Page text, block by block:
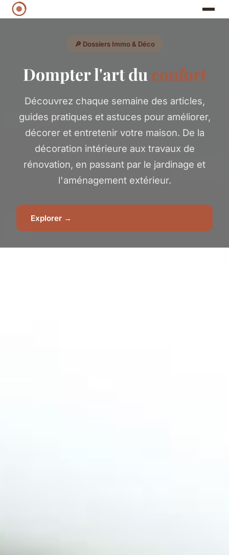
🔎 Dossiers Immo & Déco
Dompter l'art du confort
Découvrez chaque semaine des articles,
guides pratiques et astuces pour améliorer,
décorer et entretenir votre maison. De la
décoration intérieure aux travaux de
rénovation, en passant par le jardinage et
l'aménagement extérieur.
Explorer →